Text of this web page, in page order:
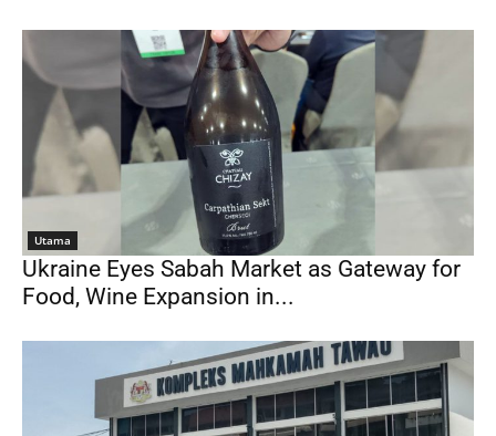
Utama
Ukraine Eyes Sabah Market as Gateway for
Food, Wine Expansion in...